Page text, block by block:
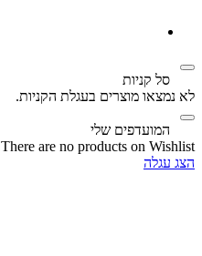
סל קניות‬
לא נמצאו מוצרים בעגלת הקניות.
המועדפים שלי
There are no products on Wishlist!
הצג עגלה